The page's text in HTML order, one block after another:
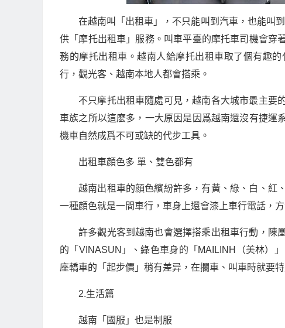
在越南叫「出租車」，不只能叫到汽車，也能叫
供「摩托出租車」服務。叫車平臺的摩托車司機會穿
務的摩托出租車。越南人給摩托出租車取了個有趣
行，觀光客、越南本地人都會搭乘。
不只摩托出租車隨處可見，越南各大城市最主要
車族之所以這麽多，一大原因是因爲越南還沒有捷運
機車自然成爲不可或缺的代步工具。
出租車顔色多 單、雙色都有
越南出租車的顔色繽紛許多，有黃、綠、白、紅
一種顔色就是一間車行，車身上還會漆上車行電話，方
許多觀光客到越南也會選擇搭乘出租車行動，陳
的「VINASUN」、綠色車身的「MAILINH（美林）
座轎車的「起步價」稍有差异，在攔車、叫車時就要特
2.生活篇
越南「國服」也是制服